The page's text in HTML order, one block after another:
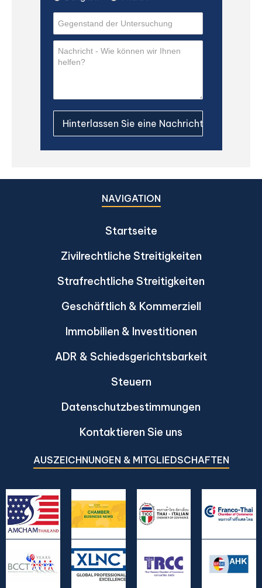
NAVIGATION
Startseite
Zivilrechtliche Streitigkeiten
Strafrechtliche Streitigkeiten
Geschäftlich & Kommerziell
Immobilien & Investitionen
ADR & Schiedsgerichtsbarkeit
Steuern
Datenschutzbestimmungen
Kontaktieren Sie uns
AUSZEICHNUNGEN & MITGLIEDSCHAFTEN